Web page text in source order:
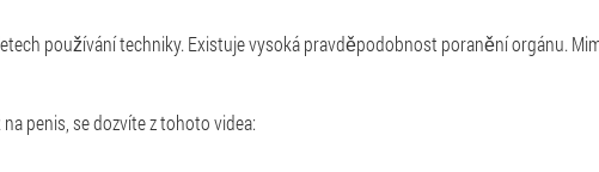
používání techniky. Existuje vysoká pravděpodobnost poranění orgánu.
penis, se dozvíte z tohoto videa: